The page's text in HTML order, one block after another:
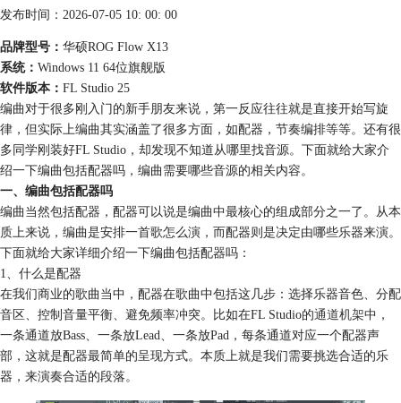
发布时间：2026-07-05 10: 00: 00
品牌型号： 华硕ROG Flow X13
系统： Windows 11 64位旗舰版
软件版本： FL Studio 25
编曲对于很多刚入门的新手朋友来说，第一反应往往就是直接开始写旋
律，但实际上编曲其实涵盖了很多方面，如配器，节奏编排等等。还有很
多同学刚装好FL Studio，却发现不知道从哪里找音源。下面就给大家介
绍一下编曲包括配器吗，编曲需要哪些音源的相关内容。
一、编曲包括配器吗
编曲当然包括配器，配器可以说是编曲中最核心的组成部分之一了。从本
质上来说，编曲是安排一首歌怎么演，而配器则是决定由哪些乐器来演。
下面就给大家详细介绍一下编曲包括配器吗：
1、什么是配器
在我们商业的歌曲当中，配器在歌曲中包括这几步：选择乐器音色、分配
音区、控制音量平衡、避免频率冲突。比如在FL Studio的通道机架中，
一条通道放Bass、一条放Lead、一条放Pad，每条通道对应一个配器声
部，这就是配器最简单的呈现方式。本质上就是我们需要挑选合适的乐
器，来演奏合适的段落。